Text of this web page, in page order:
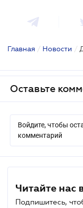
Главная / Новости /
Оставьте
Войдите, чтобы
комментарий
Читайте нас
Подпишитесь,